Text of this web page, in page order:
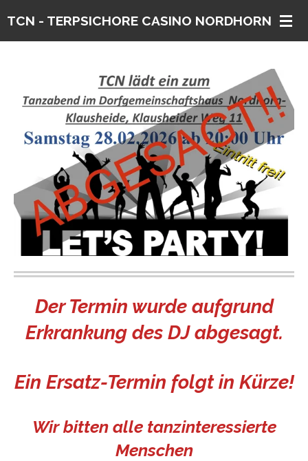
Zum
TCN - TERPSICHORE CASINO NORDHORN E. V.
Der Termin wurde aufgrund
Erkrankung des DJ abgesagt.
Ein Ersatz-Termin folgt in Kürze!
Wir bitten alle tanzinteressierte
Menschen